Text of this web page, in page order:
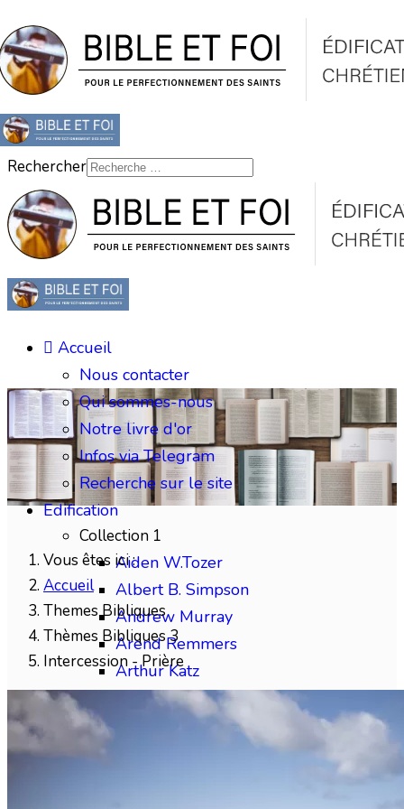
Rechercher
Accueil
Nous contacter
Qui sommes-nous
Notre livre d'or
Infos via Telegram
Recherche sur le site
Edification
Collection 1
Aiden W.Tozer
Albert B. Simpson
Andrew Murray
Arend Remmers
Arthur Katz
Austin Sparks
Benjamin Gabelle
Collection 2
Vous êtes ici :
Accueil
Themes Bibliques
Thèmes Bibliques 3
Intercession - Prière